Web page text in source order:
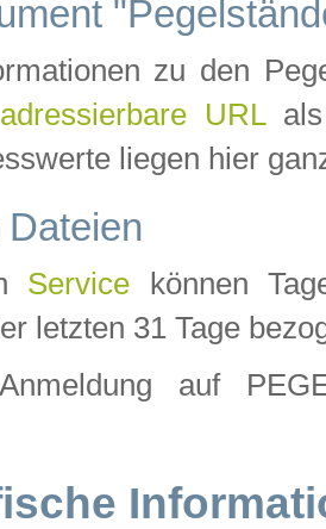
zu den
URLals
liegen hier
Service können
letzten 31 Tage
auf